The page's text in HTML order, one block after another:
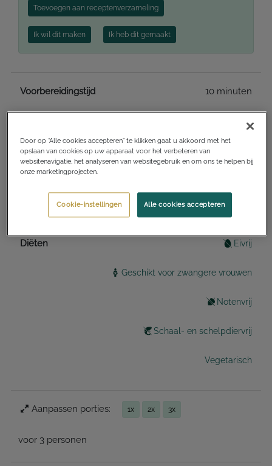
Toevoegen aan receptenverzameling
Ik wil dit maken Ik heb dit gemaakt
Voorbereidingstijd 10 minuten
Keukens Mexicaans
Hoofdgerecht
Diëten Eivrij
Geschikt voor zwangere vrouwen
Notenvrij
Schaal- en schelpdiervrij
Vegetarisch
Aanpassen porties: 1x 2x 3x
voor 3 personen
Door op “Alle cookies accepteren” te klikken gaat u akkoord met het
opslaan van cookies op uw apparaat voor het verbeteren van
websitenavigatie, het analyseren van websitegebruik en om ons te helpen bij
onze marketingprojecten.
Alle cookies accepteren
Cookie-instellingen